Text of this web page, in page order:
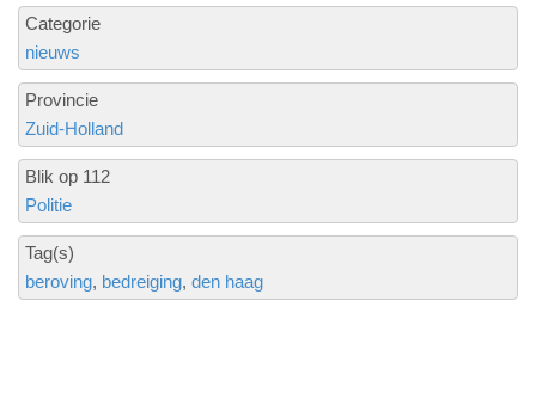
Categorie
nieuws
Provincie
Zuid-Holland
Blik op 112
Politie
Tag(s)
beroving bedreiging den haag